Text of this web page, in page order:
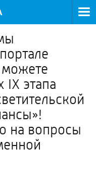
IX этапа
на вопросы